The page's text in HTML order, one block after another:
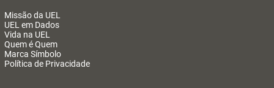
Missão da UEL
UEL em Dados
Vida na UEL
Quem é Quem
Marca Símbolo
Política de Privacidade